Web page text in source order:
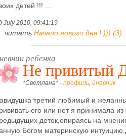
детей !!! ...
July 2010, 09:41:19
читать Начало нового дня ! ))) (3)
ребенка
Не привитый
*Светлана* - профиль дневник
третий любимый и
его или нет я принимала
деток,опираясь на
Богом материнскую